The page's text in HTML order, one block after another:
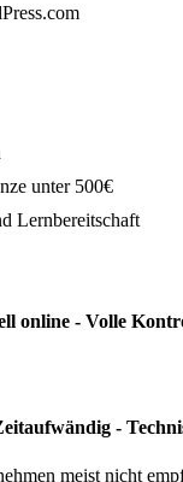
unter 500€
Lernbereitschaft
online - Volle
-
meist nicht